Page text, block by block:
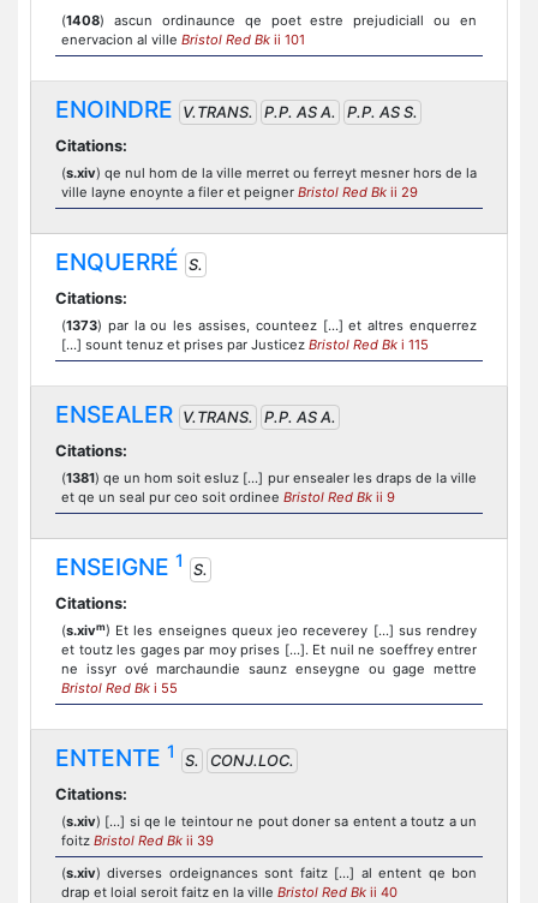
(1408) ascun ordinaunce qe poet estre prejudiciall ou en
enervacion al ville Bristol Red Bk ii 101
ENOINDRE V.TRANS. P.P. AS A.
P.P. AS S.
Citations:
(s.xiv) qe nul hom de la ville merret ou ferreyt mesner hors de la
ville layne enoynte a filer et peigner Bristol Red Bk ii 29
ENQUERRÉ S.
Citations:
(1373) par la ou les assises, counteez [...] et altres enquerrez
[...] sount tenuz et prises par Justicez Bristol Red Bk i 115
ENSEALER V.TRANS.
P.P. AS A.
Citations:
(1381) qe un hom soit esluz [...] pur ensealer les draps de la ville
et qe un seal pur ceo soit ordinee Bristol Red Bk ii 9
ENSEIGNE 1
S.
Citations:
(s.xivm) Et les enseignes queux jeo receverey [...] sus rendrey
et toutz les gages par moy prises [...]. Et nuil ne soeffrey entrer
ne issyr ové marchaundie saunz enseygne ou gage mettre
Bristol Red Bk i 55
ENTENTE 1 S.
CONJ.LOC.
Citations:
(s.xiv) [...] si qe le teintour ne pout doner sa entent a toutz a un
foitz Bristol Red Bk ii 39
(s.xiv) diverses ordeignances sont faitz [...] al entent qe bon
drap et loial seroit faitz en la ville Bristol Red Bk ii 40